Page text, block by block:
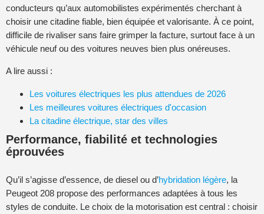
conducteurs qu’aux automobilistes expérimentés cherchant à
choisir une citadine fiable, bien équipée et valorisante. À ce point,
difficile de rivaliser sans faire grimper la facture, surtout face à un
véhicule neuf ou des voitures neuves bien plus onéreuses.
A lire aussi :
Les voitures électriques les plus attendues de 2026
Les meilleures voitures électriques d'occasion
La citadine électrique, star des villes
Performance, fiabilité et technologies
éprouvées
Qu’il s’agisse d’essence, de diesel ou d’hybridation légère, la
Peugeot 208 propose des performances adaptées à tous les
styles de conduite. Le choix de la motorisation est central : choisir